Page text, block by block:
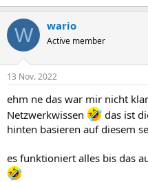
W wario
Active member
13 Nov. 2022
ehm ne das war mir nicht
Netzwerkwissen
das ist
hinten basieren auf diesem
es funktioniert alles bis das